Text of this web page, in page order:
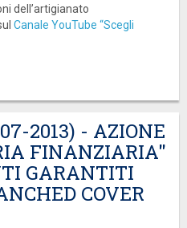
dell’artigianato
Canale YouTube “Scegli
2013) - AZIONE
FINANZIARIA"
GARANTITI
COVER